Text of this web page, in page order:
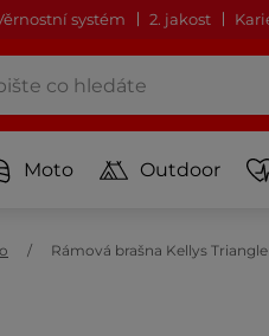
systém 2. jakost
Moto Outdoor
Rámová brašna Kellys